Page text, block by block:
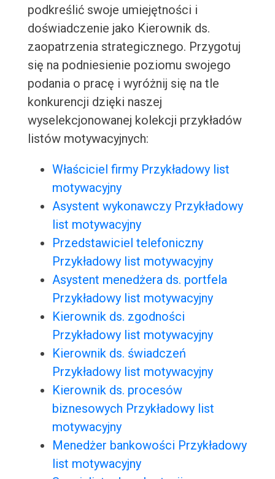
podkreślić swoje umiejętności i
doświadczenie jako Kierownik ds.
zaopatrzenia strategicznego. Przygotuj
się na podniesienie poziomu swojego
podania o pracę i wyróżnij się na tle
konkurencji dzięki naszej
wyselekcjonowanej kolekcji przykładów
listów motywacyjnych:
Właściciel firmy Przykładowy list
motywacyjny
Asystent wykonawczy Przykładowy
list motywacyjny
Przedstawiciel telefoniczny
Przykładowy list motywacyjny
Asystent menedżera ds. portfela
Przykładowy list motywacyjny
Kierownik ds. zgodności
Przykładowy list motywacyjny
Kierownik ds. świadczeń
Przykładowy list motywacyjny
Kierownik ds. procesów
biznesowych Przykładowy list
motywacyjny
Menedżer bankowości Przykładowy
list motywacyjny